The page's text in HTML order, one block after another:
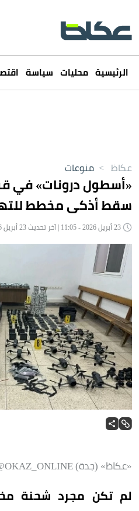
الرئيسية محليات سياسة
عكاظ > منوعات
«أسطول درونات» في
سقط أذكى مخطط
«عكاظ» (جدة) OKAZ_ONLINE@
لم تكن مجرد شحنة